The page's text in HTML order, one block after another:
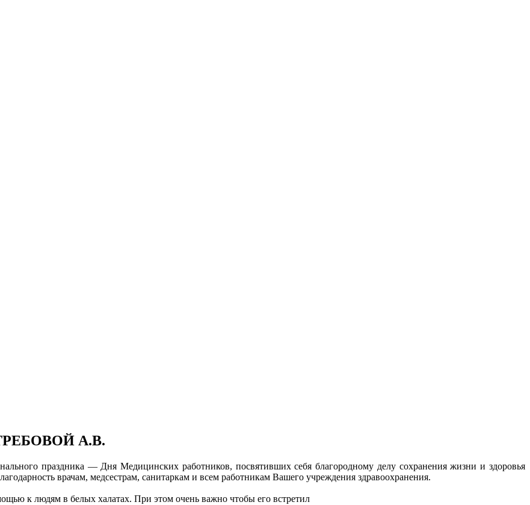
А.В.
праздника — Дня Медицинских работников, посвятивших себя благородному делу сохранения жизни и здоровья
врачам, медсестрам, санитаркам и всем работникам Вашего учреждения здравоохранения.
к людям в белых халатах. При этом очень важно чтобы его встретил